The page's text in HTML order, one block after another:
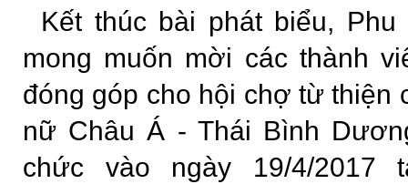
Kết thúc bài phát biểu,
mong muốn mời các thành
đóng góp cho hội chợ từ thiện
nữ Châu Á - Thái Bình
chức vào ngày 19/4/2017